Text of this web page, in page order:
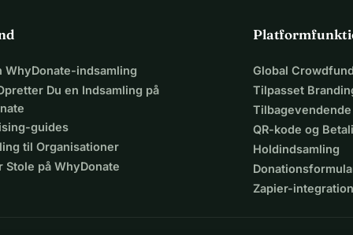
WhyDonate-indsamling
Du en Indsamling på
guides
til Organisationer
Stole på WhyDonate
Global
Tilpasset
QR-kode og
Holdindsamling
Zapier-integration